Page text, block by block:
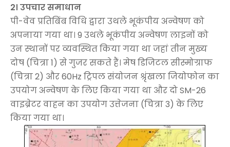
2। उपचार समाधान
पी-वेव प्रतिबिंब विधि द्वारा उथले भूकंपीय अन्वेषण को
अपनाया गया था। 9 उथले भूकंपीय अन्वेषण लाइनों को
उन स्थानों पर व्यवस्थित किया गया था जहां तीन मुख्य
दोष (चित्रा 1) से गुजर सकते हैं। मेष डिजिटल सीस्मोग्राफ
(चित्रा 2) और 60Hz ट्रिपल संयोजन श्रृंखला जियोफोन का
उपयोग अन्वेषण के लिए किया गया था और दो SM-26
वाइब्रेटर वाहन का उपयोग उत्तेजना (चित्रा 3) के लिए
किया गया था।